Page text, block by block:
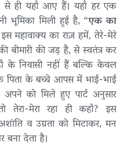
से ही यहाँ आए हैं। यहाँ हर एक
भूमिका मिली हुई है, “एक का
महावाक्य का राज़ हमें, तेरे-मेरे
बीमारी की जड़ है, से स्वतंत्र कर
के निवासी नहीं हैं बल्कि केवल
पिता के बच्चे आपस में भाई-भाई
को मिले हुए पार्ट अनुसार
मेरा रहा ही कहाँ? इस
व उग्रता को मिटाकर, मन
देता है।